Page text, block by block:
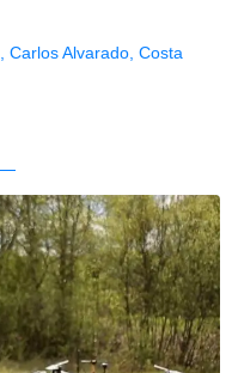
Carlos Alvarado Costa